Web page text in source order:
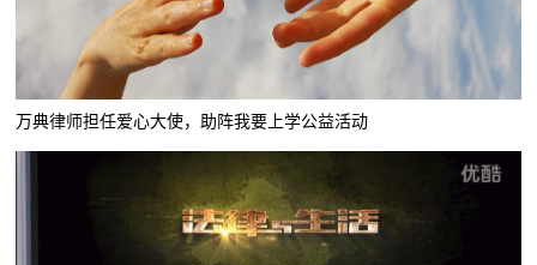
万典律师担任爱心大使，助阵我要上学公益活动